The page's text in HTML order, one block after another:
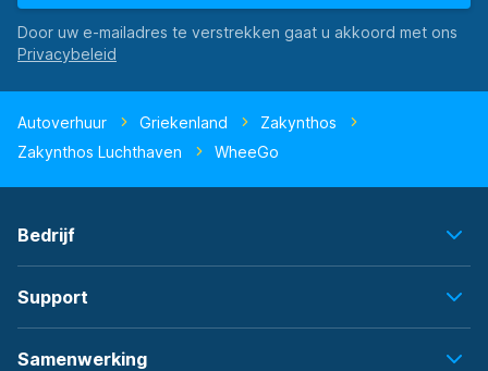
Door uw e-mailadres te verstrekken gaat u akkoord met ons
Autoverhuur Griekenland
Zakynthos
Zakynthos Luchthaven
WheeGo
Bedrijf
Support
Samenwerking